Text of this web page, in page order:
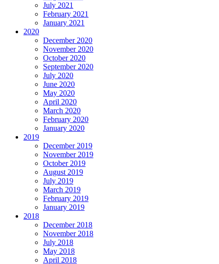
July 2021
February 2021
January 2021
2020
December 2020
November 2020
October 2020
September 2020
July 2020
June 2020
May 2020
April 2020
March 2020
February 2020
January 2020
2019
December 2019
November 2019
October 2019
August 2019
July 2019
March 2019
February 2019
January 2019
2018
December 2018
November 2018
July 2018
May 2018
April 2018